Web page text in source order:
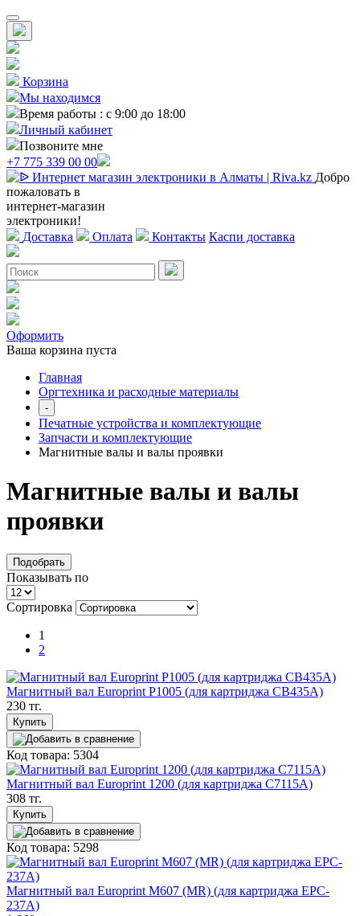
Корзина
Мы находимся
Время работы : с 9:00 до 18:00
Личный кабинет
Позвоните мне
+7 775 339 00 00
Добро
пожаловать в
интернет-магазин
электроники!
Доставка
Оплата Контакты Каспи доставка
Оформить
Ваша корзина пуста
Главная
Оргтехника и расходные материалы
-
Печатные устройства и комплектующие
Запчасти и комплектующие
Магнитные валы и валы проявки
Магнитные валы и валы
проявки
Подобрать
Показывать по
Сортировка
1
2
Магнитный вал Europrint P1005 (для картриджа CB435A)
230 тг.
Купить
Код товара: 5304
Магнитный вал Europrint 1200 (для картриджа C7115A)
308 тг.
Купить
Код товара: 5298
Магнитный вал Europrint M607 (MR) (для картриджа EPC-
237A)